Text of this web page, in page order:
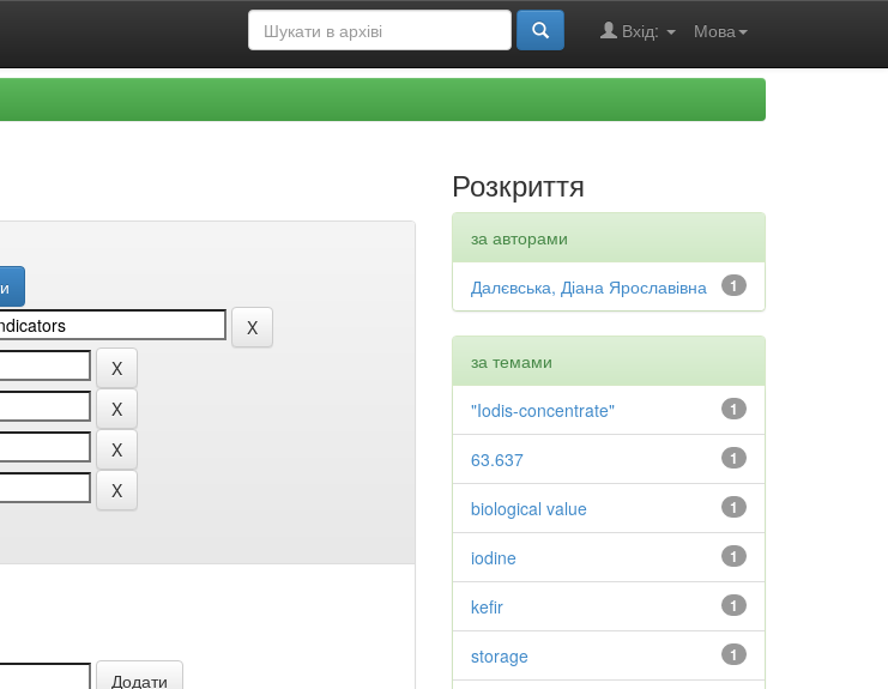
Мова
Вхід:
Розкриття
за авторами
1
Далєвська, Діана Ярославівна
за темами
1
"Iodis-concentrate"
1
63.637
1
biological value
1
iodine
1
kefir
1
storage